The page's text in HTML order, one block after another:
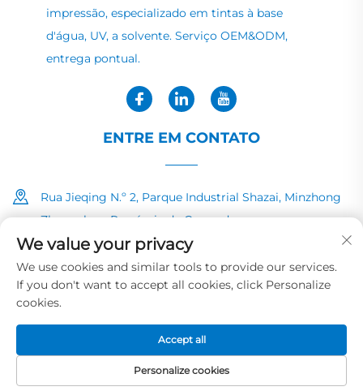
impressão, especializado em tintas à base
d'água, UV, a solvente. Serviço OEM&ODM,
entrega pontual.
ENTRE EM CONTATO
Rua Jieqing N.º 2, Parque Industrial Shazai, Minzhong
Zhongshan, Província de Guangdong
+86-13726040081
[email protected]
Direitos autorais © 2025 por HUAYE INK&PAINT CO.,LTD
Política de Privacidade
We value your privacy
We use cookies and similar tools to provide our services.
If you don't want to accept all cookies, click Personalize
cookies.
Personalize cookies
Accept all